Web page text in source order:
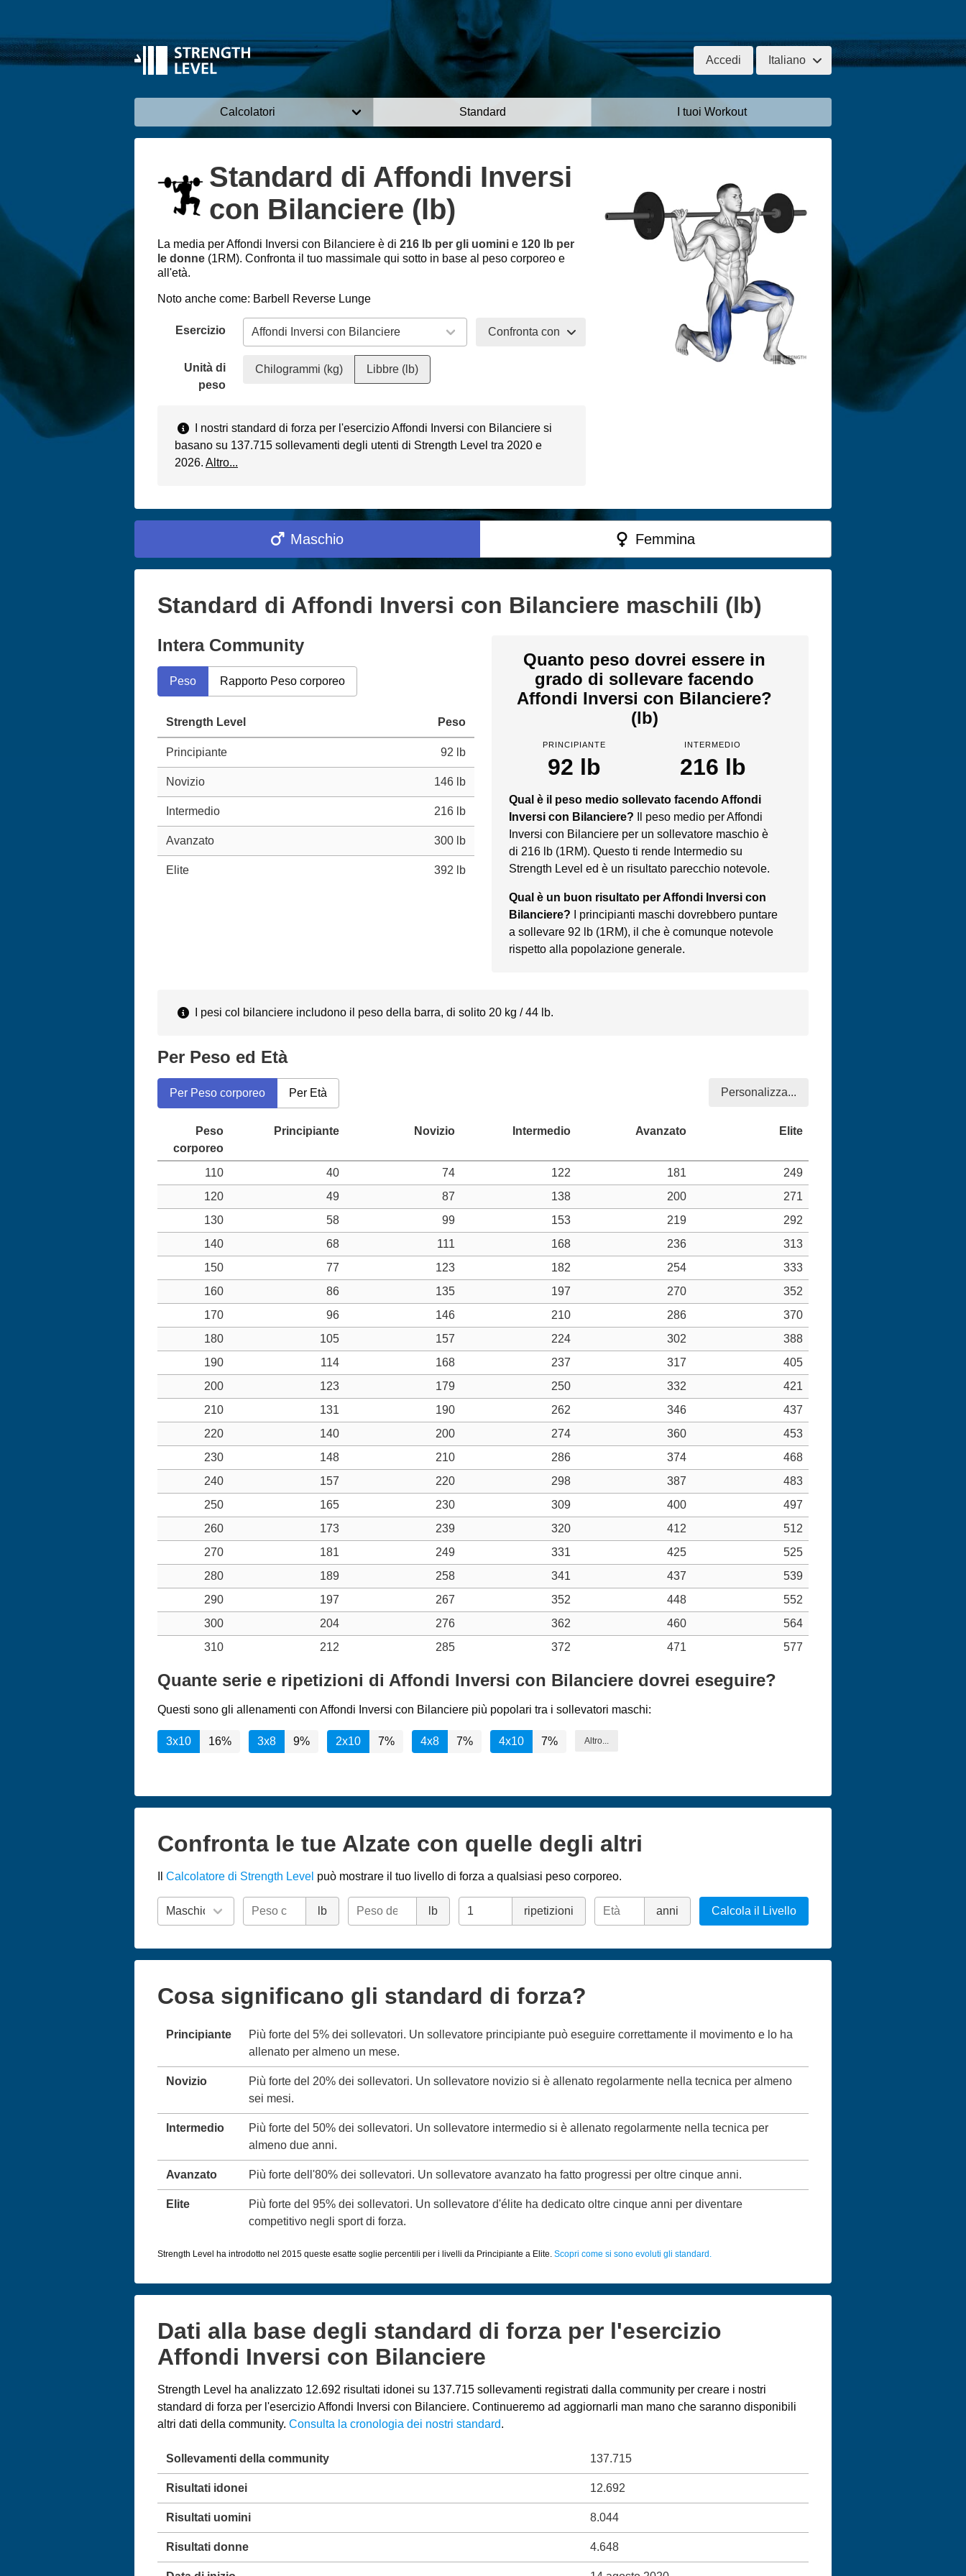
Accedi Italiano
Calcolatori Standard I tuoi Workout
Standard di Affondi Inversi
con Bilanciere (lb)
La media per Affondi Inversi con Bilanciere è di 216 lb per gli uomini e 120 lb per
le donne (1RM). Confronta il tuo massimale qui sotto in base al peso corporeo e
all'età.
Noto anche come: Barbell Reverse Lunge
Esercizio Confronta con
Unità di
peso
Chilogrammi (kg) Libbre (lb)
I nostri standard di forza per l'esercizio Affondi Inversi con Bilanciere si
basano su 137.715 sollevamenti degli utenti di Strength Level tra 2020 e
2026. Altro...
Maschio Femmina
Standard di Affondi Inversi con Bilanciere maschili (lb)
Intera Community
Peso Rapporto Peso corporeo
Strength Level Peso
Principiante 92 lb
Novizio 146 lb
Intermedio 216 lb
Avanzato 300 lb
Elite 392 lb
Quanto peso dovrei essere in
grado di sollevare facendo
Affondi Inversi con Bilanciere?
(lb)
PRINCIPIANTE
92 lb
INTERMEDIO
216 lb
Qual è il peso medio sollevato facendo Affondi
Inversi con Bilanciere?
Il peso medio per Affondi
Inversi con Bilanciere per un sollevatore maschio è
di 216 lb (1RM). Questo ti rende Intermedio su
Strength Level ed è un risultato parecchio notevole.
Qual è un buon risultato per Affondi Inversi con
Bilanciere?
I principianti maschi dovrebbero puntare
a sollevare 92 lb (1RM), il che è comunque notevole
rispetto alla popolazione generale.
I pesi col bilanciere includono il peso della barra, di solito 20 kg / 44 lb.
Per Peso ed Età
Per Peso corporeo Per Età Personalizza...
110 40 74 122 181
249
120
49 87 138 200
271
130
58 99 153 219
292
140
68 111 168 236
313
150
77 123 182 254
333
160
86 135 197 270
352
170
96 146 210 286
370
180
105 157 224 302
388
190
114 168 237 317
405
200
123 179 250 332
421
210
131 190 262 346
437
220
140 200 274 360
453
230
148 210 286 374
468
240
157 220 298 387
483
250
165 230 309 400
497
260
173 239 320 412
512
270
181 249 331 425
525
280
189 258 341 437
539
290
197 267 352 448
552
300
204 276 362 460
564
310
212 285 372 471 577
Quante serie e ripetizioni di Affondi Inversi con Bilanciere dovrei eseguire?
Questi sono gli allenamenti con Affondi Inversi con Bilanciere più popolari tra i sollevatori maschi:
3x10 16% 3x8 9% 2x10 7% 4x8 7% 4x10 7% Altro...
Confronta le tue Alzate con quelle degli altri
Calcolatore di Strength Level può mostrare il tuo livello di forza a qualsiasi peso corporeo.
lb lb ripetizioni anni Calcola il Livello
Cosa significano gli standard di forza?
Principiante
Più forte del 5% dei sollevatori. Un sollevatore principiante può eseguire correttamente il movimento e lo ha
allenato per almeno un mese.
Novizio
Più forte del 20% dei sollevatori. Un sollevatore novizio si è allenato regolarmente nella tecnica per almeno
sei mesi.
Intermedio
Più forte del 50% dei sollevatori. Un sollevatore intermedio si è allenato regolarmente nella tecnica per
almeno due anni.
Avanzato Più forte dell'80% dei sollevatori. Un sollevatore avanzato ha fatto progressi per oltre cinque anni.
Elite
Più forte del 95% dei sollevatori. Un sollevatore d'élite ha dedicato oltre cinque anni per diventare
competitivo negli sport di forza.
Strength Level ha introdotto nel 2015 queste esatte soglie percentili per i livelli da Principiante a Elite. Scopri come si sono evoluti gli standard.
Dati alla base degli standard di forza per l'esercizio
Affondi Inversi con Bilanciere
Strength Level ha analizzato 12.692 risultati idonei su 137.715 sollevamenti registrati dalla community per creare i nostri
standard di forza per l'esercizio Affondi Inversi con Bilanciere. Continueremo ad aggiornarli man mano che saranno disponibili
altri dati della community. Consulta la cronologia dei nostri standard.
Sollevamenti della community 137.715
Risultati idonei 12.692
Risultati uomini 8.044
Risultati donne 4.648